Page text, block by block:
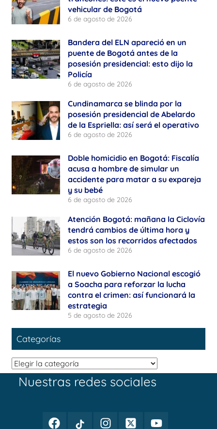
vehicular de Bogotá
6 de agosto de 2026
Bandera del ELN apareció en un
puente de Bogotá antes de la
posesión presidencial: esto dijo la
Policía
6 de agosto de 2026
Cundinamarca se blinda por la
posesión presidencial de Abelardo
de la Espriella: así será el operativo
6 de agosto de 2026
Doble homicidio en Bogotá: Fiscalía
acusa a hombre de simular un
accidente para matar a su expareja
y su bebé
6 de agosto de 2026
Atención Bogotá: mañana la Ciclovía
tendrá cambios de última hora y
estos son los recorridos afectados
6 de agosto de 2026
El nuevo Gobierno Nacional escogió
a Soacha para reforzar la lucha
contra el crimen: así funcionará la
estrategia
5 de agosto de 2026
Categorías
Categorías
Nuestras redes sociales
FacebookTikTok
InstagramTwitterYoutube